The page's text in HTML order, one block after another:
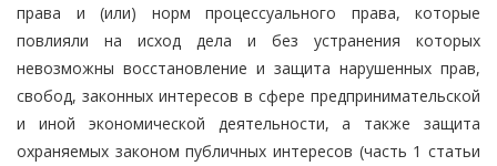
права и (или) норм процессуального права, которые
повлияли на исход дела и без устранения которых
невозможны восстановление и защита нарушенных прав,
свобод, законных интересов в сфере предпринимательской
и иной экономической деятельности, а также защита
охраняемых законом публичных интересов (часть 1 статьи